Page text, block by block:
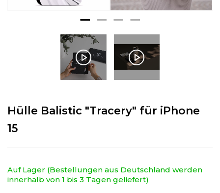
Hülle Balistic "Tracery" für iPhone
15
Auf Lager (Bestellungen aus Deutschland werden
innerhalb von 1 bis 3 Tagen geliefert)